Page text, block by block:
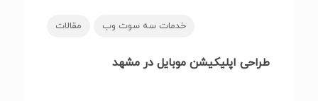
خدمات سه سوت وب مقالات
طراحی اپلیکیشن موبایل در مشهد